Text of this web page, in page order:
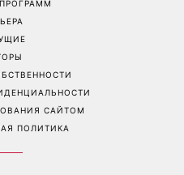
приготовить именно
сейчас